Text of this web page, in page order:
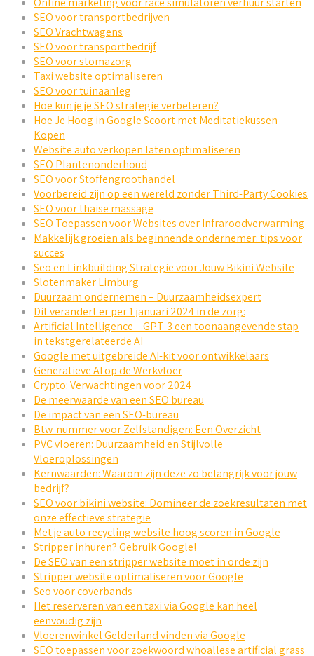
SEO voor transportbedrijven
SEO Vrachtwagens
SEO voor transportbedrijf
SEO voor stomazorg
Taxi website optimaliseren
SEO voor tuinaanleg
Hoe kun je je SEO strategie verbeteren?
Hoe Je Hoog in Google Scoort met Meditatiekussen
Kopen
Website auto verkopen laten optimaliseren
SEO Plantenonderhoud
SEO voor Stoffengroothandel
Voorbereid zijn op een wereld zonder Third-Party Cookies
SEO voor thaise massage
SEO Toepassen voor Websites over Infraroodverwarming
Makkelijk groeien als beginnende ondernemer: tips voor
succes
Seo en Linkbuilding Strategie voor Jouw Bikini Website
Slotenmaker Limburg
Duurzaam ondernemen – Duurzaamheidsexpert
Dit verandert er per 1 januari 2024 in de zorg:
Artificial Intelligence – GPT-3 een toonaangevende stap
in tekstgerelateerde AI
Google met uitgebreide AI-kit voor ontwikkelaars
Generatieve AI op de Werkvloer
Crypto: Verwachtingen voor 2024
De meerwaarde van een SEO bureau
De impact van een SEO-bureau
Btw-nummer voor Zelfstandigen: Een Overzicht
PVC vloeren: Duurzaamheid en Stijlvolle
Vloeroplossingen
Kernwaarden: Waarom zijn deze zo belangrijk voor jouw
bedrijf?
SEO voor bikini website: Domineer de zoekresultaten met
onze effectieve strategie
Met je auto recycling website hoog scoren in Google
Stripper inhuren? Gebruik Google!
De SEO van een stripper website moet in orde zijn
Stripper website optimaliseren voor Google
Seo voor coverbands
Het reserveren van een taxi via Google kan heel
eenvoudig zijn
Vloerenwinkel Gelderland vinden via Google
SEO toepassen voor zoekwoord whoallese artificial grass